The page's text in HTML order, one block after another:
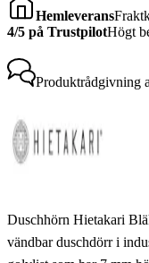
Hemleverans
4/5 på TrustpilotHögt
Produktrådgivning
Duschhörn Hietakari
vändbar duschdörr i